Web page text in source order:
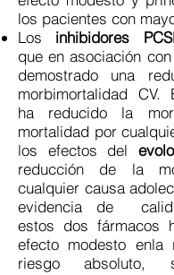
los pacientes con
Los inhibidores
que en asociación con
demostrado una
morbimortalidad CV.
ha reducido la
mortalidad por
los efectos del
reducción de la
cualquier causa
evidencia de
estos dos fármacos
efecto modesto enla
riesgo absoluto,